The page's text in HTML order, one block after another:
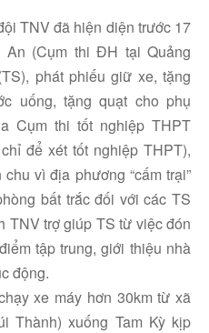
TNV đã hiện diện trước 17
An (Cụm thi ĐH tại Quảng
phát phiếu giữ xe, tặng
uống, tặng quạt cho phụ
Cụm thi tốt nghiệp THPT
để xét tốt nghiệp THPT),
vì địa phương “cấm trại”
bất trắc đối với các TS
TNV trợ giúp TS từ việc đón
tập trung, giới thiệu nhà
động.
xe máy hơn 30km từ xã
Thành) xuống Tam Kỳ kịp